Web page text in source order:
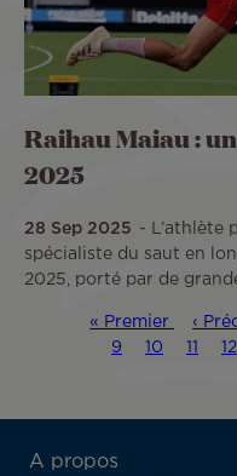
Raihau Maiau :
2025
28 Sep 2025
L’athlète
spécialiste du saut en
2025, porté par de
Première
page
« Premier
Page
‹
9
Page
10 Page
11 12
ATN:
A propos